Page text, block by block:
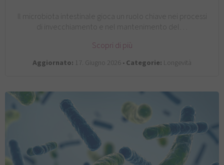
Il microbiota intestinale gioca un ruolo chiave nei processi
di invecchiamento e nel mantenimento del…
Scopri di più
Aggiornato: 17. Giugno 2026 •Categorie: Longevità